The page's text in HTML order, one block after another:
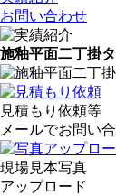
お問い合わせ
施釉平面二丁掛
見積もり依頼等
メールでお問い
現場見本写真
アップロード